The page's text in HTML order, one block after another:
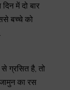
में दो बार
बच्चे को
ग्रसित है, तो
का रस